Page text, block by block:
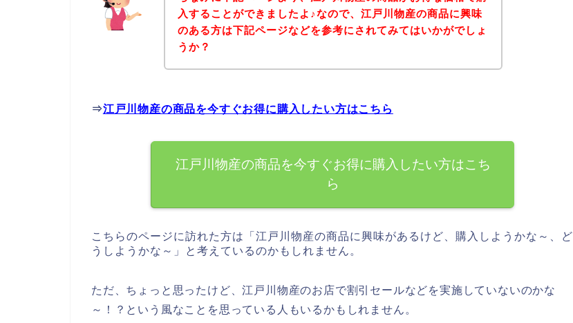
入することができましたよ♪なので、江戸川物産の商品に興味
のある方は下記ページなどを参考にされてみてはいかがでしょ
うか？
⇒江戸川物産の商品を今すぐお得に購入したい方はこちら
江戸川物産の商品を今すぐお得に購入したい方はこち
ら
こちらのページに訪れた方は「江戸川物産の商品に興味があるけど、購入しようかな～、ど
うしようかな～」と考えているのかもしれません。
ただ、ちょっと思ったけど、江戸川物産のお店で割引セールなどを実施していないのかな
～！？という風なことを思っている人もいるかもしれません。